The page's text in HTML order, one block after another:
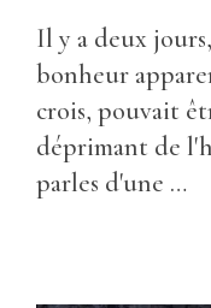
Il y a deux
bonheur
crois, pouvait
déprimant de
parles d'une …